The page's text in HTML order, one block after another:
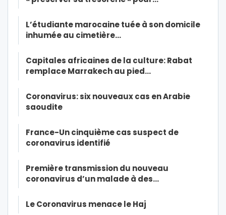
L’étudiante marocaine tuée à son domicile
inhumée au cimetière…
Capitales africaines de la culture: Rabat
remplace Marrakech au pied…
Coronavirus: six nouveaux cas en Arabie
saoudite
France-Un cinquième cas suspect de
coronavirus identifié
Première transmission du nouveau
coronavirus d’un malade à des…
Le Coronavirus menace le Haj